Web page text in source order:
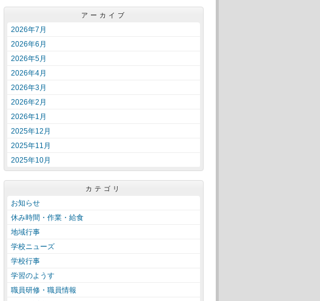
アーカイブ
2026年7月
2026年6月
2026年5月
2026年4月
2026年3月
2026年2月
2026年1月
2025年12月
2025年11月
2025年10月
カテゴリ
お知らせ
休み時間・作業・給食
地域行事
学校ニューズ
学校行事
学習のようす
職員研修・職員情報